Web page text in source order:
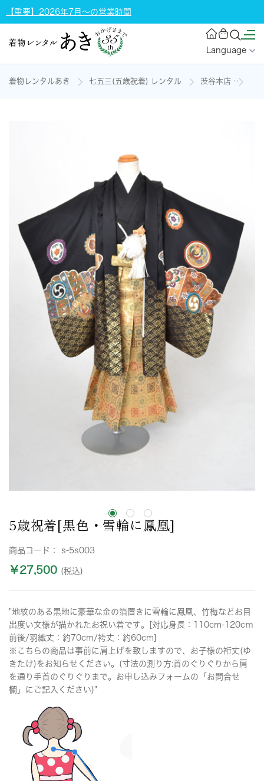
【重要】2026年7月～の営業時間
Language
着物レンタルあき 七五三(五歳祝着) レンタル 渋谷本店
5歳祝着[黒色・雪輪に鳳凰]
商品コード： s-5s003
￥27,500 (税込)
"地紋のある黒地に豪華な金の箔置きに雪輪に鳳凰、竹梅などお目
出度い文様が描かれたお祝い着です。[対応身長：110cm-120cｍ
前後/羽織丈：約70cm/袴丈：約60cm]
※こちらの商品は事前に肩上げを致しますので、お子様の裄丈(ゆ
きたけ)をお知らせください。(寸法の測り方:首のぐりぐりから肩
を通り手首のぐりぐりまで。お申し込みフォームの「お問合せ
欄」にご記入ください)"